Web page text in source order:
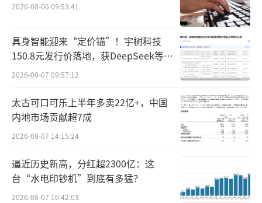
在肝素产品高度依赖集采、常山药业业绩
持续承压的背景下，财联社援引业内人士指
出，若此次因为商业贿赂案件而信用评价被认
定为失信或严重失信，不仅涉案产品可能面临
与资格亦存在不确定性。 （责任编辑：zx0600）
2026-08-06 09:53:41
具身智能迎来“定价锚”！宇树科技
150.8元发行价落地，获DeepSeek等豪
华战配加持
2026-08-07 09:57:12
太古可口可乐上半年多卖22亿+，中国
内地市场贡献超7成
2026-08-07 14:15:24
逼近历史新高，分红超2300亿：这
台“水电印钞机”到底有多猛？
2026-08-07 10:42:03